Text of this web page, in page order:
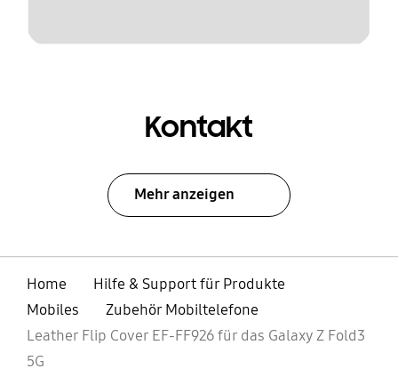
Kontakt
Mehr anzeigen
Home
Hilfe & Support für Produkte
Mobiles
Zubehör Mobiltelefone
Leather Flip Cover EF-FF926 für das Galaxy Z Fold3
5G